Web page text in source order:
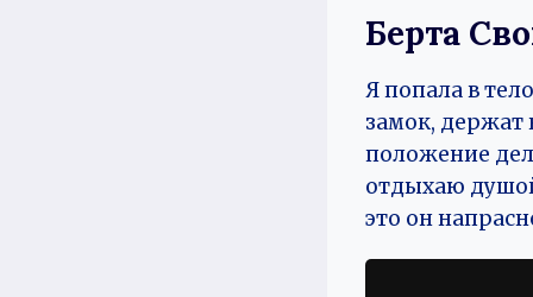
Берта
Я попала в
замок, держат
положение
отдыхаю
это он